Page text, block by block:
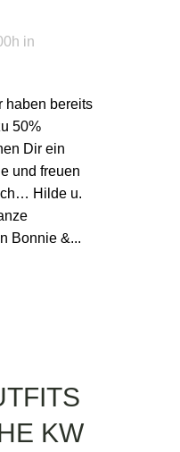
in
haben bereits
50%
Dir ein
und freuen
Hilde u.
Bonnie &...
KW